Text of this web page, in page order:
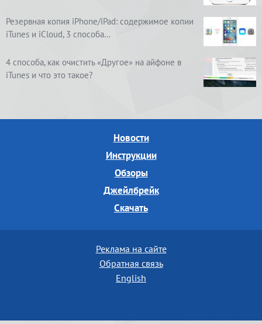
Резервная копия iPhone/iPad: содержимое копии
iTunes и iCloud, 3 способа…
4 способа, как очистить «Другое» на айфоне в
iTunes и что это такое?
Новости
Инструкции
Обзоры
Джейлбрейк
Скачать
Реклама на сайте
Обратная связь
English